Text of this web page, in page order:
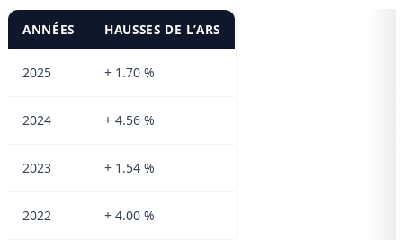
ANNÉES HAUSSES DE L’ARS
2025 + 1.70 %
2024 + 4.56 %
2023 + 1.54 %
2022 + 4.00 %